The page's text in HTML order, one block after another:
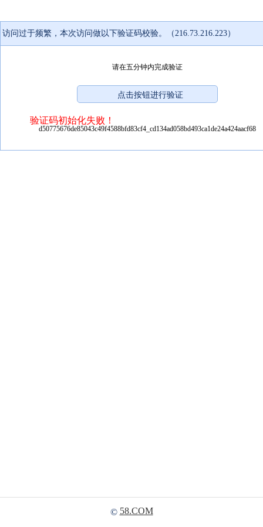
访问过于频繁，本次访问做以下验证码校验。（216.73.216.223）
请在五分钟内完成验证
验证码初始化失败！
d50775676de85043c49f4588bfd83cf4_cd134ad058bd493ca1de24a424aacf68
© 58.COM